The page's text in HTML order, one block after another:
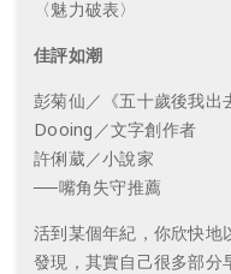
〈魅力破表〉
佳評如潮
彭菊仙／《五十歲後我出
Dooing／文字創作者
許俐葳／小說家
──嘴角失守推薦
活到某個年紀，你欣快地
發現，其實自己很多部分